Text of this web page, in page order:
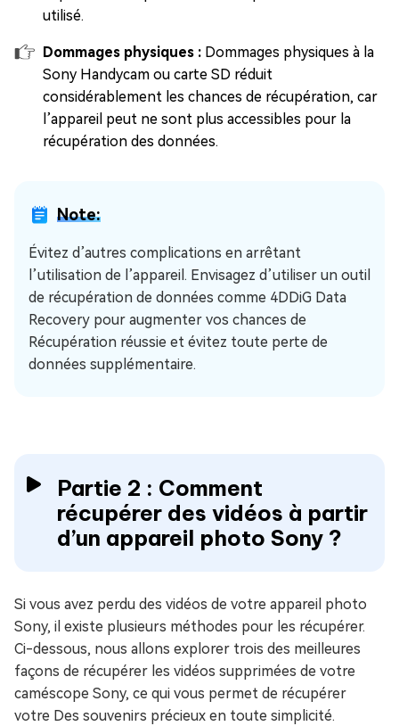
utilisé.
Dommages physiques : Dommages physiques à la
Sony Handycam ou carte SD réduit
considérablement les chances de récupération, car
l’appareil peut ne sont plus accessibles pour la
récupération des données.
Note:
Évitez d’autres complications en arrêtant
l’utilisation de l’appareil. Envisagez d’utiliser un outil
de récupération de données comme 4DDiG Data
Recovery pour augmenter vos chances de
Récupération réussie et évitez toute perte de
données supplémentaire.
Partie 2 : Comment
récupérer des vidéos à partir
d’un appareil photo Sony ?
Si vous avez perdu des vidéos de votre appareil photo
Sony, il existe plusieurs méthodes pour les récupérer.
Ci-dessous, nous allons explorer trois des meilleures
façons de récupérer les vidéos supprimées de votre
caméscope Sony, ce qui vous permet de récupérer
votre Des souvenirs précieux en toute simplicité.